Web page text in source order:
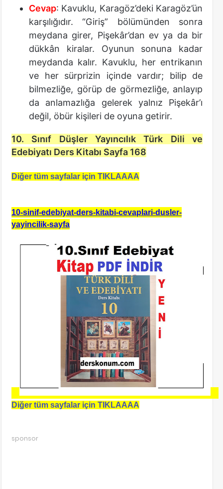
Cevap: Kavuklu, Karagöz’deki Karagöz’ün
karşılığıdır. “Giriş” bölümünden sonra
meydana girer, Pişekâr’dan ev ya da bir
dükkân kiralar. Oyunun sonuna kadar
meydanda kalır. Kavuklu, her entrikanın
ve her sürprizin içinde vardır; bilip de
bilmezliğe, görüp de görmezliğe, anlayıp
da anlamazlığa gelerek yalnız Pişekâr’ı
değil, öbür kişileri de oyuna getirir.
10. Sınıf Düşler Yayıncılık Türk Dili ve
Edebiyatı Ders Kitabı Sayfa 168
Diğer tüm sayfalar için TIKLAAAA
10-sinif-edebiyat-ders-kitabi-cevaplari-dusler-
yayincilik-sayfa
Diğer tüm sayfalar için TIKLAAAA
sponsor